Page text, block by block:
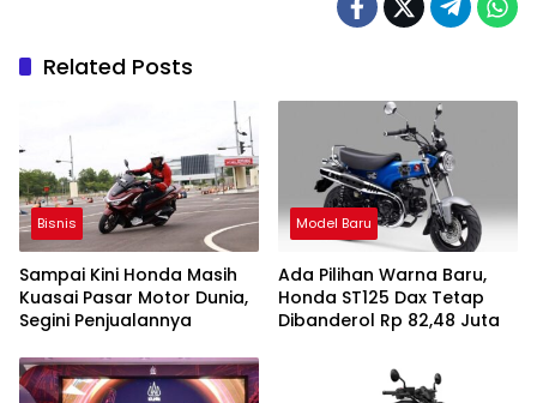
Related Posts
Bisnis
Sampai Kini Honda Masih
Kuasai Pasar Motor Dunia,
Segini Penjualannya
Model Baru
Ada Pilihan Warna Baru,
Honda ST125 Dax Tetap
Dibanderol Rp 82,48 Juta